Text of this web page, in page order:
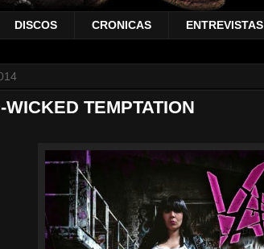
DISCOS CRONICAS ENTREVISTAS
TEMPTATION